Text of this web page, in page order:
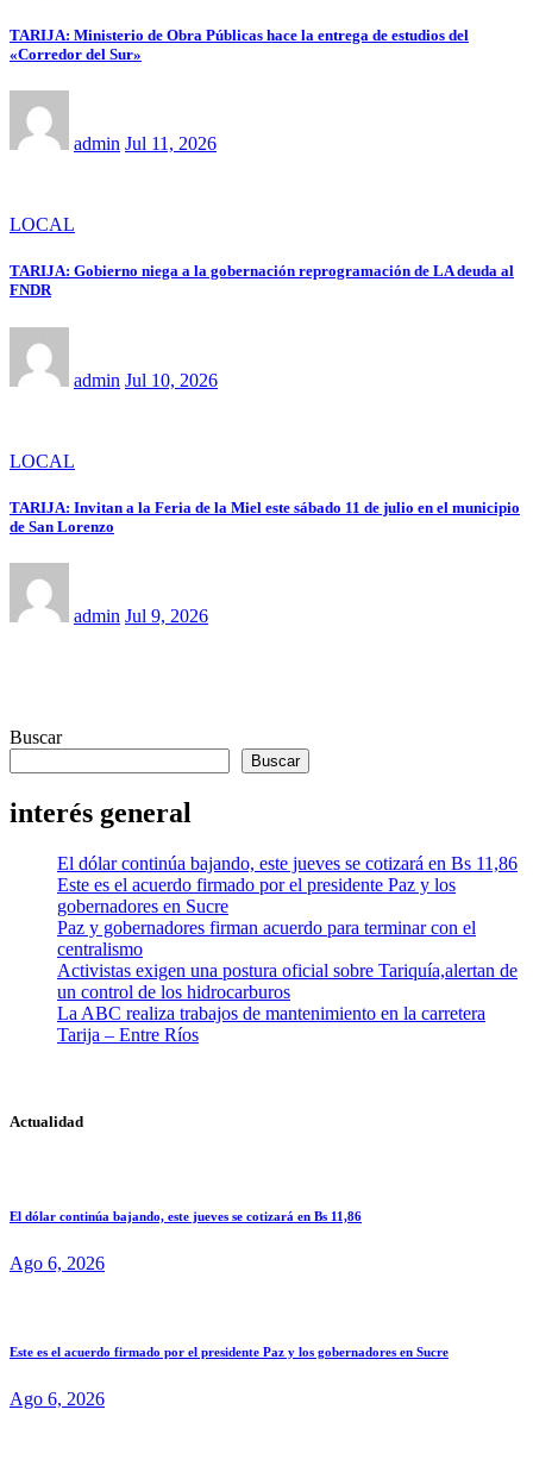
TARIJA: Ministerio de Obra Públicas hace la entrega de estudios del
«Corredor del Sur»
admin Jul 11, 2026
LOCAL
TARIJA: Gobierno niega a la gobernación reprogramación de LA deuda al
FNDR
admin Jul 10, 2026
LOCAL
TARIJA: Invitan a la Feria de la Miel este sábado 11 de julio en el municipio
de San Lorenzo
admin Jul 9, 2026
Buscar
Buscar
interés general
El dólar continúa bajando, este jueves se cotizará en Bs 11,86
Este es el acuerdo firmado por el presidente Paz y los
gobernadores en Sucre
Paz y gobernadores firman acuerdo para terminar con el
centralismo
Activistas exigen una postura oficial sobre Tariquía,alertan de
un control de los hidrocarburos
La ABC realiza trabajos de mantenimiento en la carretera
Tarija – Entre Ríos
Actualidad
El dólar continúa bajando, este jueves se cotizará en Bs 11,86
Ago 6, 2026
Este es el acuerdo firmado por el presidente Paz y los gobernadores en Sucre
Ago 6, 2026